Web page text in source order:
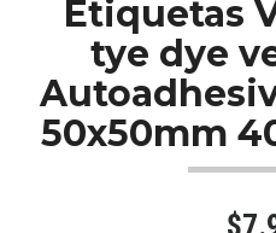
Etiquetas
tye dye
50x50mm